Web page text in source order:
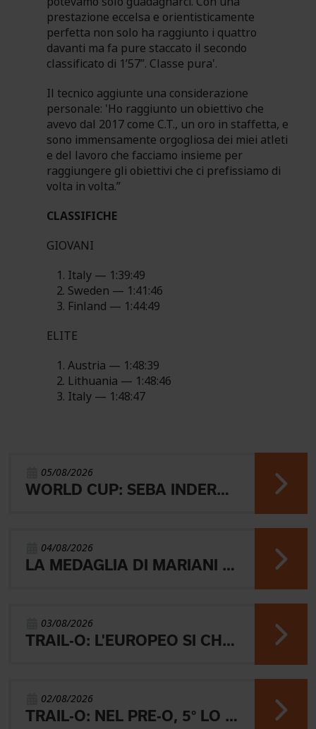
05/08/2026
WORLD CUP: SEBA INDERST ACCEDE ALLA FINALE A
04/08/2026
LA MEDAGLIA DI MARIANI E QUEL RICORDO CHE NON SVANISCE.
03/08/2026
TRAIL-O: L'EUROPEO SI CHIUDE CON L'ARGENTO JUNIOR, IL 4° PARALIMPICO E 5° OPEN
02/08/2026
TRAIL-O: NEL PRE-O, 5° LO JUNIOR LAMBERTINI E AARON GAIO 8°. NEI PARALIMPICI 20° GALVAN
prestazione eccelsa e orientisticamente
perfetta non solo ha raggiunto i quattro
davanti ma fa pure staccato il secondo
classificato di 1’57”. Classe pura'.
Il tecnico aggiunte una considerazione
personale: 'Ho raggiunto un obiettivo che
avevo dal 2017 come C.T., un oro in staffetta, e
sono immensamente orgogliosa dei miei atleti
e del lavoro che facciamo insieme per
raggiungere gli obiettivi che ci prefissiamo di
volta in volta.”
CLASSIFICHE
GIOVANI
Italy — 1:39:49
Sweden — 1:41:46
Finland — 1:44:49
ELITE
Austria — 1:48:39
Lithuania — 1:48:46
Italy — 1:48:47